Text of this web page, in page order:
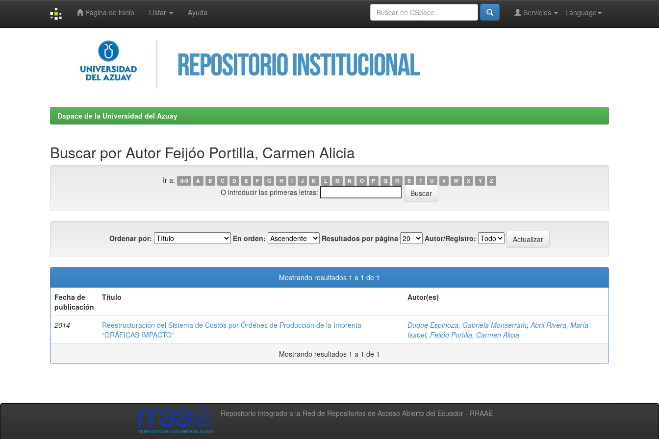
Página de inicio Listar Ayuda Language
Servicios
Dspace de la Universidad del Azuay
Buscar por Autor Feijóo Portilla, Carmen Alicia
Ir a: 0-9 A B C D E F G H I J K L M N O P Q R S T U V W X Y Z
O introducir las primeras letras:
Ordenar por: En orden: Resultados por página Autor/Registro:
Mostrando resultados 1 a 1 de 1
Fecha de
publicación
Título Autor(es)
2014
Reestructuración del Sistema de Costos por Órdenes de Producción de la Imprenta
“GRÁFICAS IMPACTO”
Duque Espinoza, Gabriela Monserrath;Abril Rivera, María
Isabel; Feijóo Portilla, Carmen Alicia
Mostrando resultados 1 a 1 de 1
Repositorio integrado a la Red de Repositorios de Acceso Abierto del Ecuador - RRAAE